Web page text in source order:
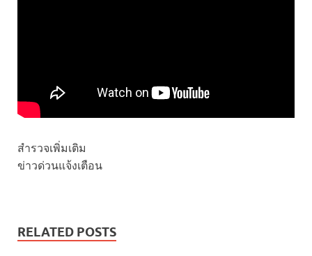
สำรวจเพิ่มเติม
ข่าวด่วนแจ้งเตือน
RELATED POSTS